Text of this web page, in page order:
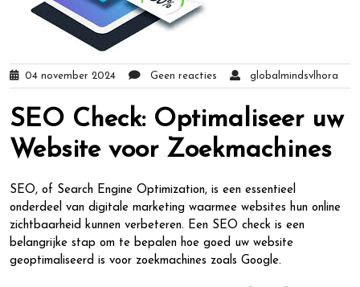
04 november 2024 Geen reacties globalmindsvlhora
SEO Check: Optimaliseer uw
Website voor Zoekmachines
SEO, of Search Engine Optimization, is een essentieel
onderdeel van digitale marketing waarmee websites hun online
zichtbaarheid kunnen verbeteren. Een SEO check is een
belangrijke stap om te bepalen hoe goed uw website
geoptimaliseerd is voor zoekmachines zoals Google.